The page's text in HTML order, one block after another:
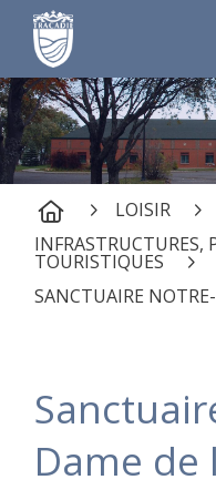
LOISIR
INFRASTRUCTURES,
TOURISTIQUES
SANCTUAIRE
Dame de